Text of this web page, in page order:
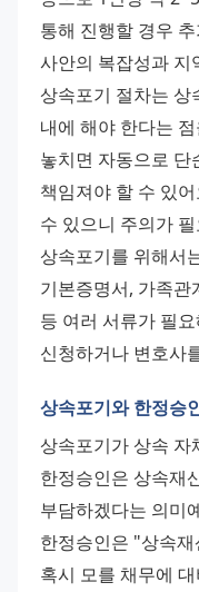
통해 진행할 경우
사안의 복잡성과 지
상속포기 절차는 상
내에 해야 한다는
놓치면 자동으로 단
책임져야 할 수 있
수 있으니 주의가
상속포기를 위해서
기본증명서, 가족관
등 여러 서류가 필
신청하거나 변호사
상속포기와 한정승
상속포기가 상속 자
한정승인은 상속재
부담하겠다는 의미
한정승인은 "상속
혹시 모를 채무에